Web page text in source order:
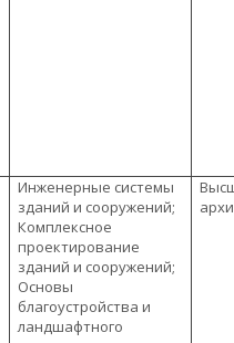
Инженерные системы
зданий и сооружений;
Комплексное
проектирование
зданий и сооружений;
Основы
благоустройства и
ландшафтного